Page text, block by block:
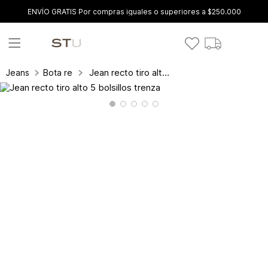
ENVÍO GRATIS Por compras iguales o superiores a $250.000
Jeans Bota recta Jean recto tiro alto 5 bolsillos trenza